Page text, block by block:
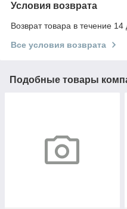
Условия возврата
Возврат товара в течение
Все условия возврата
Подобные товары